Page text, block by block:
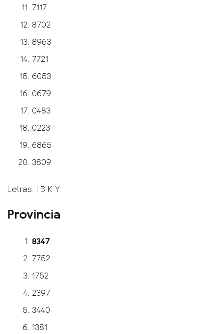
7117
8702
8963
7721
6053
0679
0483
0223
6865
3809
Letras: I B K Y
Provincia
8347
7752
1752
2397
3440
1381